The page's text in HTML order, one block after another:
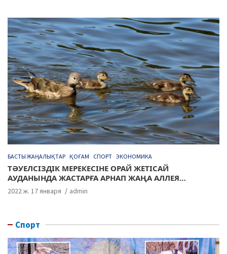
БАСТЫ ЖАҢАЛЫҚТАР ҚОҒАМ СПОРТ ЭКОНОМИКА
ТӘУЕЛСІЗДІК МЕРЕКЕСІНЕ ОРАЙ ЖЕТІСАЙ
АУДАНЫНДА ЖАСТАРҒА АРНАП ЖАҢА АЛЛЕЯ
АШЫЛДЫ
2022 ж. 17 января admin
Спорт